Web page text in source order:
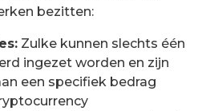
bezitten:
Zulke kunnen slechts één
ingezet worden en zijn
een specifiek bedrag